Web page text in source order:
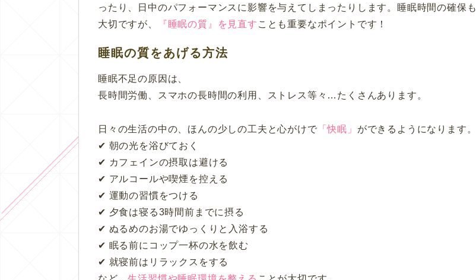
ったり、日中のパフォーマンスに影響を与えてしまったりします。睡眠時間の確保も
大切ですが、
『睡眠の質』を見直す ことも重要なポイントです！
睡眠の質をあげる方法
睡眠不足の原因は、
長時間労働、スマホの長時間の利用、ストレス等々…たくさんあります。
日々の生活の中の、 ほんの少しの工夫と心がけで 「快眠」 ができるようになります。
✔︎ 朝の光を浴びておく
✔︎ カフェインの摂取は避ける
✔︎ アルコールや喫煙を控える
✔︎ 運動の習慣をつける
✔︎ 夕食は寝る3時間前までに摂る
✔︎ ぬるめのお湯でゆっくりと入浴する
✔︎ 眠る前にコップ一杯の水を飲む
✔︎ 就寝前はリラックスをする